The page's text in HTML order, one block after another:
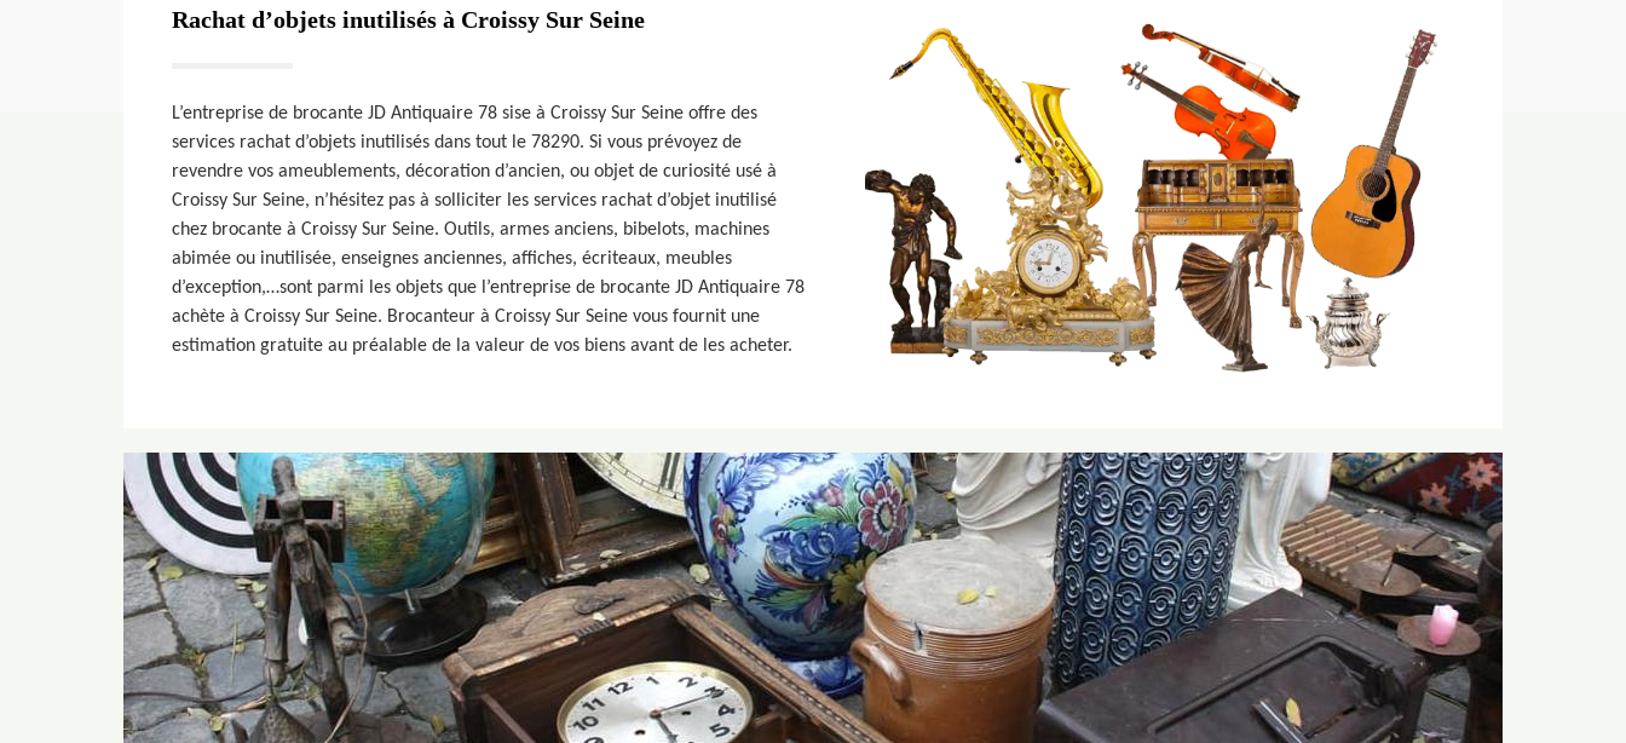
Rachat d’objets inutilisés à Croissy Sur Seine
L’entreprise de brocante JD Antiquaire 78 sise à Croissy Sur Seine offre des
services rachat d’objets inutilisés dans tout le 78290. Si vous prévoyez de
revendre vos ameublements, décoration d’ancien, ou objet de curiosité usé à
Croissy Sur Seine, n’hésitez pas à solliciter les services rachat d’objet inutilisé
chez brocante à Croissy Sur Seine. Outils, armes anciens, bibelots, machines
abimée ou inutilisée, enseignes anciennes, affiches, écriteaux, meubles
d’exception,…sont parmi les objets que l’entreprise de brocante JD Antiquaire 78
achète à Croissy Sur Seine. Brocanteur à Croissy Sur Seine vous fournit une
estimation gratuite au préalable de la valeur de vos biens avant de les acheter.